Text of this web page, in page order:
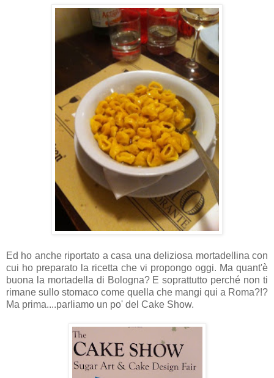
Ed ho anche riportato a casa una deliziosa mortadellina con
cui ho preparato la ricetta che vi propongo oggi. Ma quant'è
buona la mortadella di Bologna? E soprattutto perché non ti
rimane sullo stomaco come quella che mangi qui a Roma?!?
Ma prima....parliamo un po' del Cake Show.